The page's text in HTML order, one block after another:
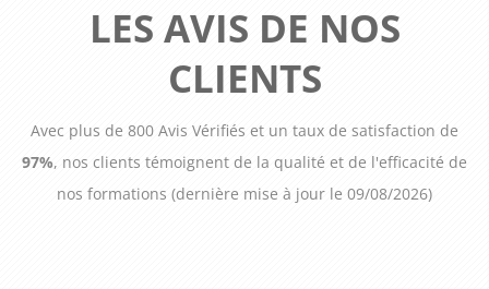
LES AVIS DE NOS
CLIENTS
Avec plus de 800 Avis Vérifiés et un taux de satisfaction de
97%, nos clients témoignent de la qualité et de l'efficacité de
nos formations (dernière mise à jour le 09/08/2026)